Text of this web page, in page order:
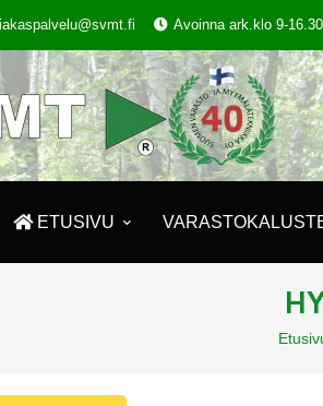
Avoinna ark.klo 9-
ETUSIVU